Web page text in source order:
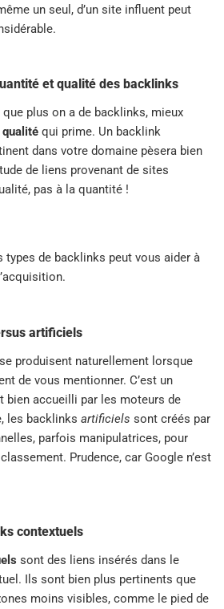
un seul, d’un site influent peut
et qualité des backlinks
que plus on a de backlinks, mieux
qualité qui prime. Un backlink
dans votre domaine pèsera bien
de liens provenant de sites
pas à la quantité !
de backlinks peut vous aider à
artificiels
se produisent naturellement lorsque
de vous mentionner. C’est un
bien accueilli par les moteurs de
les backlinks artificiels sont créés par
parfois manipulatrices, pour
Prudence, car Google n’est
contextuels
sont des liens insérés dans le
Ils sont bien plus pertinents que
moins visibles, comme le pied de